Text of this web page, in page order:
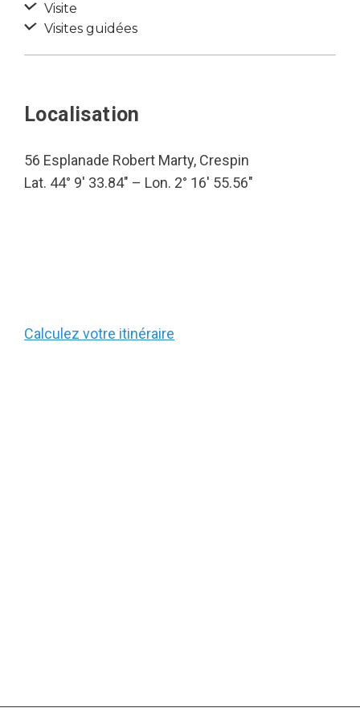
Visite
Visites guidées
Localisation
56 Esplanade Robert Marty, Crespin
Lat. 44° 9′ 33.84″ – Lon. 2° 16′ 55.56″
Calculez votre itinéraire